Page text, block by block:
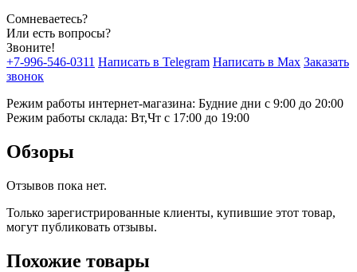
Сомневаетесь?
Или есть вопросы?
Звоните!
+7-996-546-0311 Написать в Telegram Написать в Max Заказать
звонок
Режим работы интернет-магазина: Будние дни с 9:00 до 20:00
Режим работы склада: Вт,Чт с 17:00 до 19:00
Обзоры
Отзывов пока нет.
Только зарегистрированные клиенты, купившие этот товар,
могут публиковать отзывы.
Похожие товары